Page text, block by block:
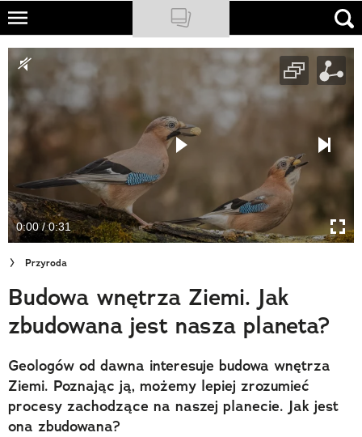
Skip
main
content
NATIONAL GEOGRAPHIC
TRAVELER
PODCASTY
Sklep
Newsletter
Cuda Polski
Wielki Konkurs Fotograficzny
Trendbook Podróżniczy
Polecane
0:00 / 0:31
Przyroda
Budowa wnętrza Ziemi. Jak
zbudowana jest nasza planeta?
Geologów od dawna interesuje budowa wnętrza
Ziemi. Poznając ją, możemy lepiej zrozumieć
procesy zachodzące na naszej planecie. Jak jest
ona zbudowana?